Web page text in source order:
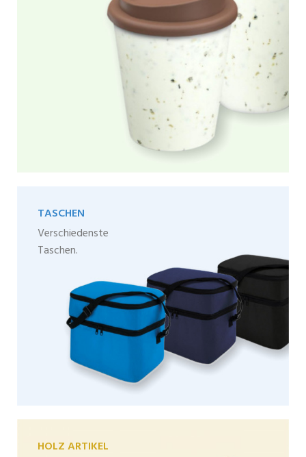
TASCHEN
Verschiedenste
Taschen.
HOLZ ARTIKEL